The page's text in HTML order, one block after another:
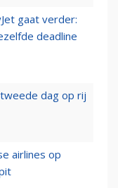
gaat verder:
deadline
dag op rij
airlines op